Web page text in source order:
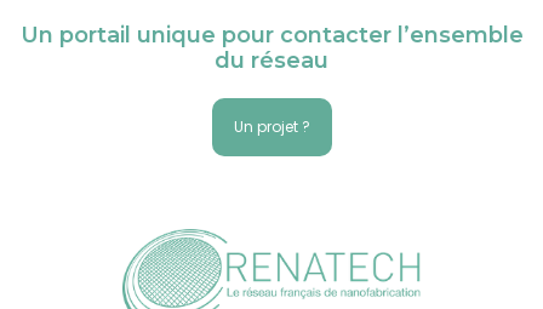
Un portail unique pour contacter l’ensemble
du réseau
Un projet ?